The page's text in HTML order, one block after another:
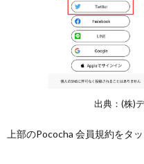
出典：(株)
上部のPococha 会員規約をタ